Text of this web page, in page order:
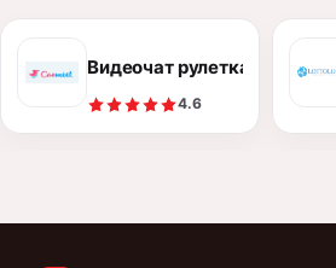
Видеочат рулетка кумит
4.6